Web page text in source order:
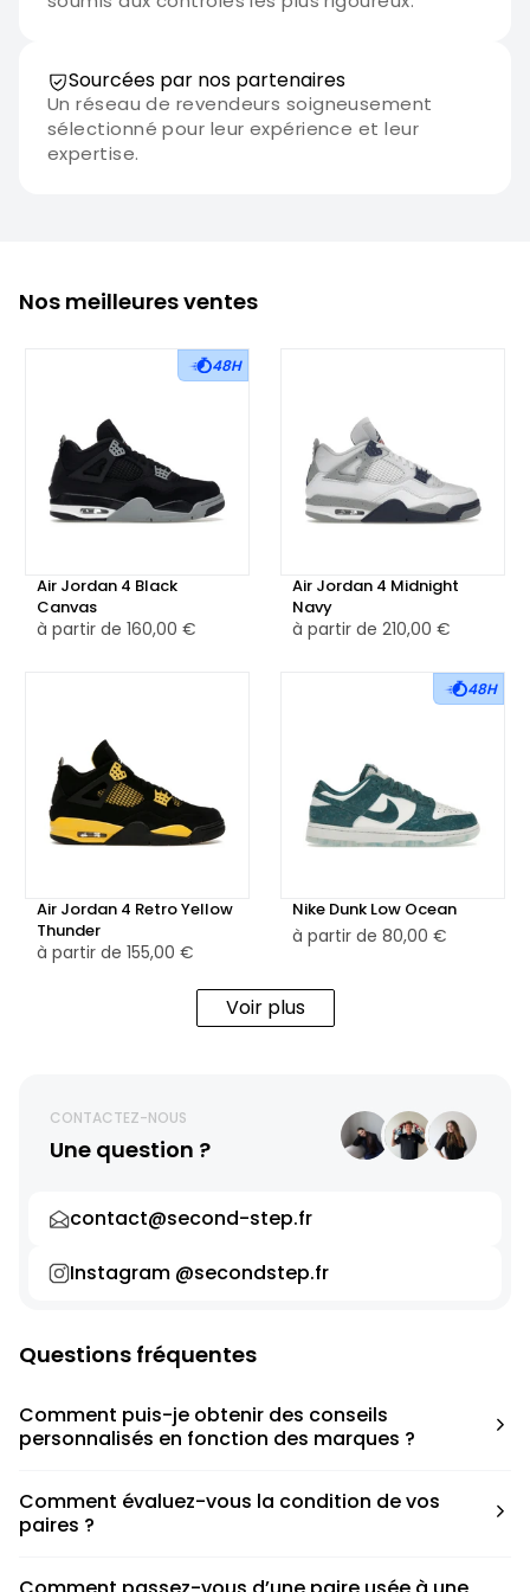
Sourcées par nos partenaires
Un réseau de revendeurs soigneusement
sélectionné pour leur expérience et leur
expertise.
Nos meilleures ventes
48H
Air Jordan 4 Black
Canvas
à partir de 160,00 €
Air Jordan 4 Midnight
Navy
à partir de 210,00 €
Air Jordan 4 Retro Yellow
Thunder
à partir de 155,00 €
48H
Nike Dunk Low Ocean
à partir de 80,00 €
Voir plus
CONTACTEZ-NOUS
Une question ?
contact@second-step.fr
Instagram @secondstep.fr
Questions fréquentes
Comment puis-je obtenir des conseils
personnalisés en fonction des marques ?
pour déterminer la taille appropriée, que ce soit une taille
en dessous, au-dessus ou correspondant à votre taille
Comment évaluez-vous la condition de vos
paires ?